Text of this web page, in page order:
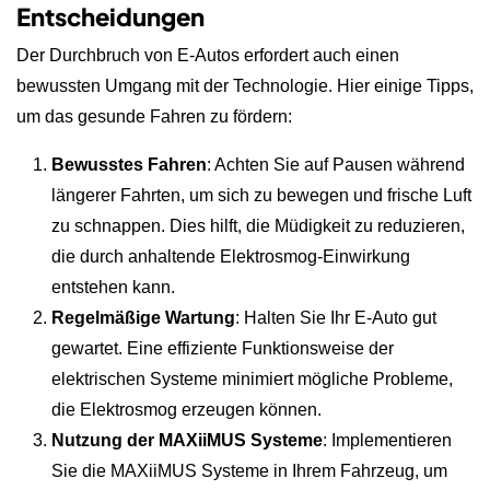
Entscheidungen
Der Durchbruch von E-Autos erfordert auch einen
bewussten Umgang mit der Technologie. Hier einige Tipps,
um das gesunde Fahren zu fördern:
Bewusstes Fahren: Achten Sie auf Pausen während
längerer Fahrten, um sich zu bewegen und frische Luft
zu schnappen. Dies hilft, die Müdigkeit zu reduzieren,
die durch anhaltende Elektrosmog-Einwirkung
entstehen kann.
Regelmäßige Wartung: Halten Sie Ihr E-Auto gut
gewartet. Eine effiziente Funktionsweise der
elektrischen Systeme minimiert mögliche Probleme,
die Elektrosmog erzeugen können.
Nutzung der MAXiiMUS Systeme: Implementieren
Sie die MAXiiMUS Systeme in Ihrem Fahrzeug, um